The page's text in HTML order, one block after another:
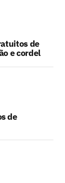
de
e cordel
de